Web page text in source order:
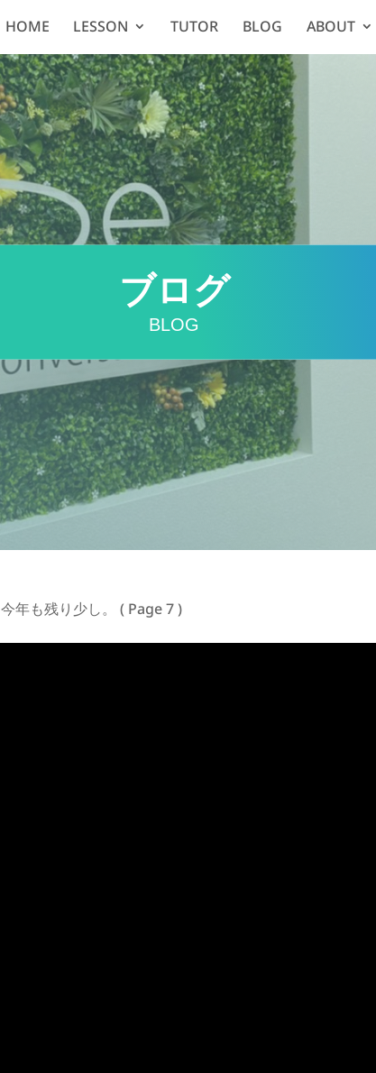
HOME LESSON TUTOR BLOG ABOUT
ブログ
BLOG
今年も残り少し。 ( Page 7 )